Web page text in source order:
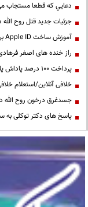
دعايي كه قطعا مستجاب
جزئیات جدید قتل روح الله
آموزش ساخت Apple ID برای کاربران ایرانی
راز خنده های اصغر
پرداخت ۱۰۰ درصد پاداش پایان خدمت فرهنگیان
خلافی آنلاین/استعلام
جسدغرق درخون روح
پاسخ های دکتر توکلی به